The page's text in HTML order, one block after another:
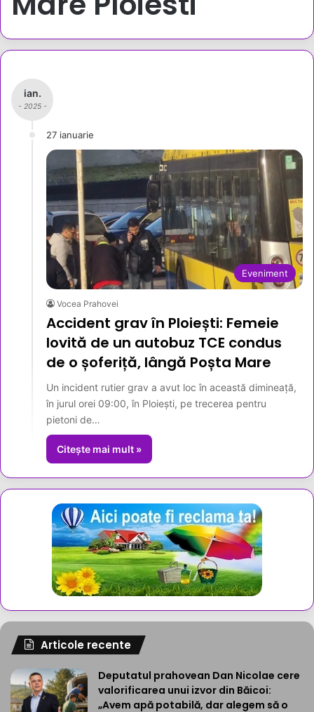
ian.
- 2025 -
27 ianuarie
Eveniment
Vocea Prahovei
Accident grav în Ploiești: Femeie
lovită de un autobuz TCE condus
de o șoferiță, lângă Poșta Mare
Un incident rutier grav a avut loc în această dimineață,
în jurul orei 09:00, în Ploiești, pe trecerea pentru
pietoni de…
Citește mai mult »
Articole recente
Deputatul prahovean Dan Nicolae cere
valorificarea unui izvor din Băicoi:
„Avem apă potabilă, dar alegem să o